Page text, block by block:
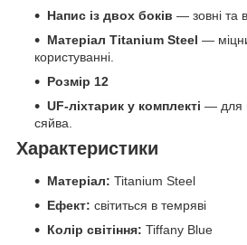
Напис із двох боків — зовні та
Матеріал Titanium Steel —
користуванні.
Розмір 12
UF-ліхтарик у комплекті — для
сяйва.
Характеристики
Матеріал: Titanium Steel
Ефект: світиться в темряві
Колір світіння: Tiffany Blue